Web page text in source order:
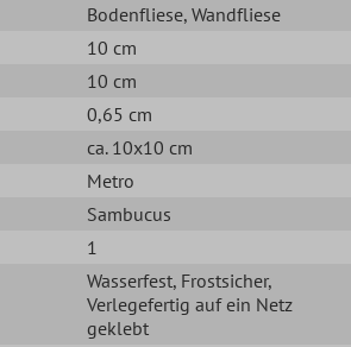
Bodenfliese, Wandfliese
10 cm
10 cm
0,65 cm
ca. 10x10 cm
Metro
Sambucus
1
Wasserfest, Frostsicher,
Verlegefertig auf ein Netz
geklebt